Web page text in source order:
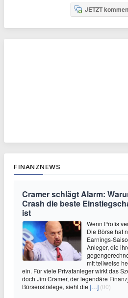
JETZT
FINANZNEWS
Cramer schlägt Alarm:
Crash die beste
ist
Wenn Profis
Die Börse hat
Earnings-
Anleger, die
mit teilweise
ein. Für viele Privatanleger wirkt das
doch Jim Cramer, der legendäre
Börsenstratege, sieht die […] (00)